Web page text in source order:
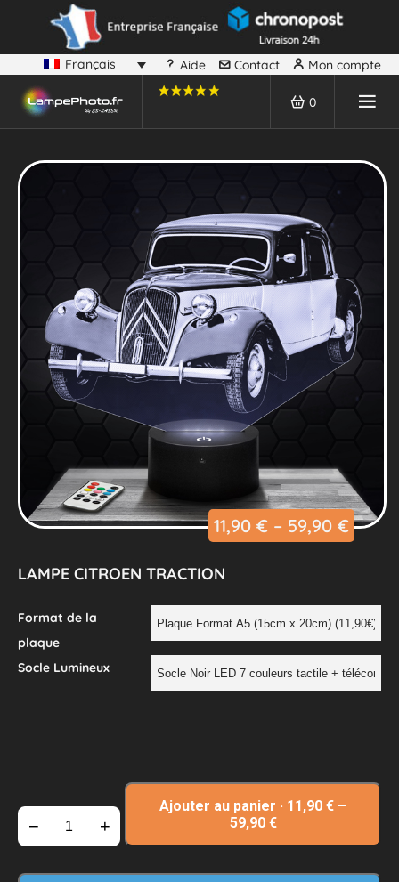
Français Aide Contact Mon compte
0
11,90 € – 59,90 €
LAMPE CITROEN TRACTION
Format de la
plaque
Socle Lumineux
− +
Ajouter au panier · 11,90 € –
59,90 €